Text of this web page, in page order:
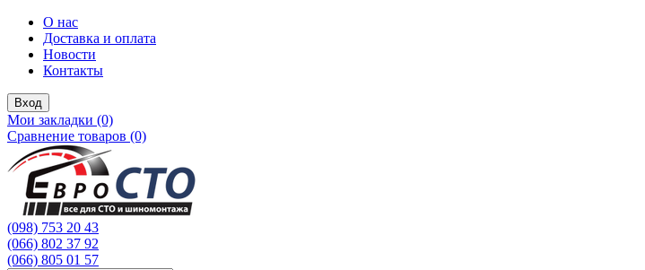
О нас
Доставка и оплата
Новости
Контакты
Вход
Мои закладки (0)
Сравнение товаров (0)
(098) 753 20 43
(066) 802 37 92
(066) 805 01 57